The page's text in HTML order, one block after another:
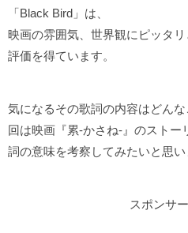
「Black Bird」は、
映画の雰囲気、世界観にピッタ
評価を得ています。
気になるその歌詞の内容はどん
回は映画『累-かさね-』のストー
詞の意味を考察してみたいと思い
スポンサ